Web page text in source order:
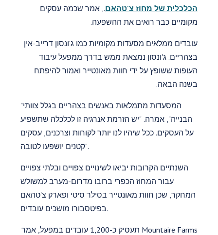
הכלכלית של מחוז צ'טהאם., אמר שכמה עסקים
מקומיים כבר רואים את ההשפעה.
עובדים ממלאים מסעדות מקומיות כמו ג'ונסון דרייב-אין
בצהריים. ג'ונסון נמצאת ממש בדרך ממפעל עיבוד
העופות ששופץ על ידי חוות מאונטייר ואמור להיפתח
בשנה הבאה.
"המסעדות מתמלאות באנשים בצהריים בגלל צוותי
הבנייה", אמרה. "יש הזרמת אנרגיה זו לכלכלה שתשפיע
על העסקים. ככל שיהיו לנו יותר לקוחות וצרכנים, עסקים
קטנים יושפעו לטובה".
השנתיים הקרובות יביאו לשינויים צפויים ובלתי צפויים
עבור המחוז הכפרי ברובו מדרום-מערב למשולש
המחקר, שכן חוות מאונטייר בסילר סיטי ופארק צ'טהאם
בפיטסבורו מושכים עובדים.
Mountaire Farms תעסיק כ-1,200 עובדים במפעל, אמר